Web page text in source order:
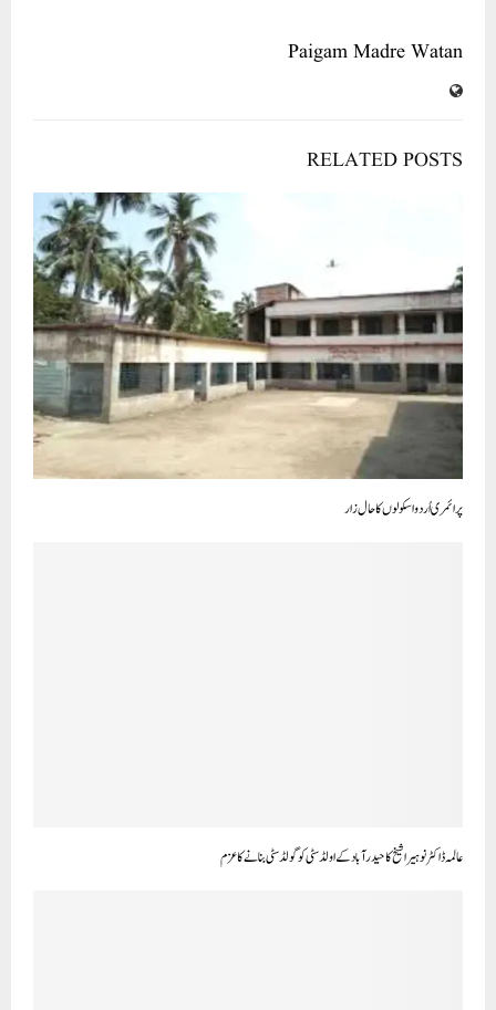
Paigam Madre Watan
RELATED POSTS
پرائمری اُردو اسکولوں کا حال زار
عالمہ ڈاکٹر نوہیرا شیخ کا حیدر آباد کے اولڈ سٹی کو گولڈ سٹی بنانے کا عزم